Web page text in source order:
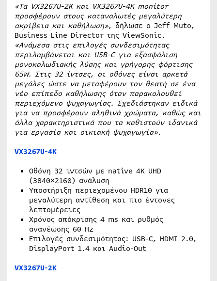
«Τα VX3267U-2K και VX3267U-4K monitor
προσφέρουν στους καταναλωτές μεγαλύτερη
ακρίβεια και καθήλωση», δήλωσε ο Jeff Muto,
Business Line Director της ViewSonic.
«Ανάμεσα στις επιλογές συνδεσιμότητας
περιλαμβάνεται και USB-C για εξασφάλιση
μονοκαλωδιακής λύσης και γρήγορης φόρτισης
65W. Στις 32 ίντσες, οι οθόνες είναι αρκετά
μεγάλες ώστε να μεταφέρουν τον θεατή σε ένα
νέο επίπεδο καθήλωσης όταν παρακολουθεί
περιεχόμενο ψυχαγωγίας. Σχεδιάστηκαν ειδικά
για να προσφέρουν αληθινά χρώματα, καθώς και
άλλα χαρακτηριστικά που τα καθιστούν ιδανικά
για εργασία και οικιακή ψυχαγωγία».
VX3267U-4K
Οθόνη 32 ιντσών με native 4K UHD
(3840×2160) ανάλυση
Υποστήριξη περιεχομένου HDR10 για
μεγαλύτερη αντίθεση και πιο έντονες
λεπτομέρειες
Χρόνος απόκρισης 4 ms και ρυθμός
ανανέωσης 60 Hz
Επιλογές συνδεσιμότητας: USB-C, HDMI 2.0,
DisplayPort 1.4 και Audio-Out
VX3267U-2K